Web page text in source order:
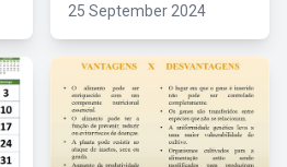
25 September 2024